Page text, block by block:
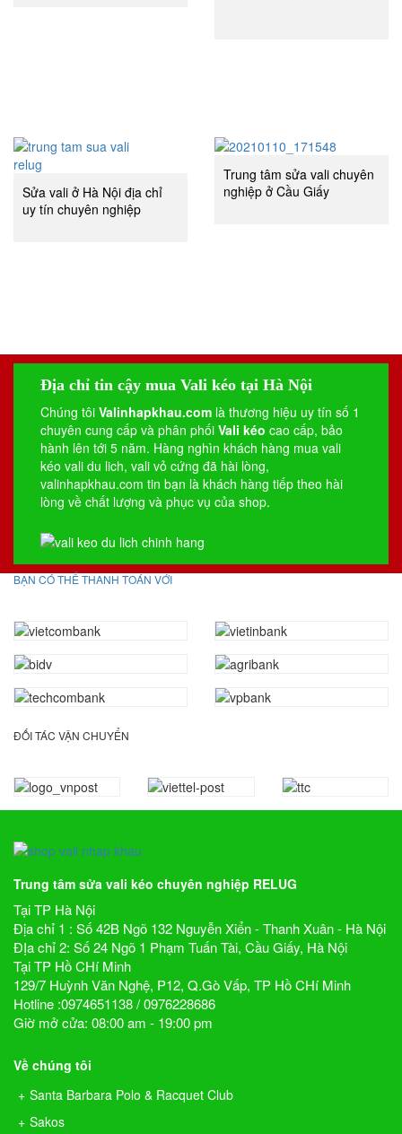
Sửa vali ở Hà Nội địa chỉ
uy tín chuyên nghiệp
Trung tâm sửa vali chuyên
nghiệp ở Cầu Giấy
Địa chỉ tin cậy mua Vali kéo tại Hà Nội
Chúng tôi Valinhapkhau.com là thương hiệu uy tín số 1
chuyên cung cấp và phân phối Vali kéo cao cấp, bảo
hành lên tới 5 năm. Hàng nghìn khách hàng mua vali
kéo vali du lich, vali vỏ cứng đã hài lòng,
valinhapkhau.com tin bạn là khách hàng tiếp theo hài
lòng về chất lượng và phục vụ của shop.
BẠN CÓ THỂ THANH TOÁN VỚI
ĐỐI TÁC VẬN CHUYỂN
Trung tâm sửa vali kéo chuyên nghiệp RELUG
Tại TP Hà Nội
Địa chỉ 1 : Số 42B Ngõ 132 Nguyễn Xiển - Thanh Xuân - Hà Nội
ĐỊa chỉ 2: Số 24 Ngõ 1 Phạm Tuấn Tài, Cầu Giấy, Hà Nội
Tại TP Hồ CHí Minh
129/7 Huỳnh Văn Nghệ, P12, Q.Gò Vấp, TP Hồ CHí Minh
Hotline :0974651138 / 0976228686
Giờ mở cửa: 08:00 am - 19:00 pm
Về chúng tôi
Santa Barbara Polo & Racquet Club
Sakos